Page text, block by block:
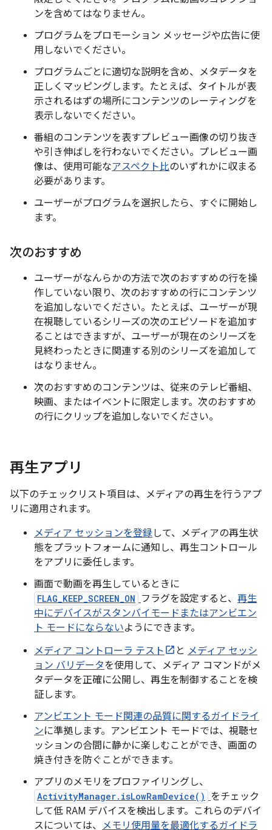
ンを含めてはなりません。
プログラムをプロモーション メッセージや広告に使
用しないでください。
プログラムごとに適切な説明を含め、メタデータを
正しくマッピングします。たとえば、タイトルが表
示されるはずの場所にコンテンツのレーティングを
表示しないでください。
番組のコンテンツを表すプレビュー画像の切り抜き
や引き伸ばしを行わないでください。プレビュー画
像は、使用可能なアスペクト比のいずれかに収まる
必要があります。
ユーザーがプログラムを選択したら、すぐに開始し
ます。
次のおすすめ
ユーザーがなんらかの方法で次のおすすめの行を操
作していない限り、次のおすすめの行にコンテンツ
を追加しないでください。たとえば、ユーザーが現
在視聴しているシリーズの次のエピソードを追加す
ることはできますが、ユーザーが現在のシリーズを
見終わったときに関連する別のシリーズを追加して
はなりません。
次のおすすめのコンテンツは、従来のテレビ番組、
映画、またはイベントに限定します。次のおすすめ
の行にクリップを追加しないでください。
再生アプリ
以下のチェックリスト項目は、メディアの再生を行うアプ
リに適用されます。
メディア セッションを登録 して、メディアの再生状
態をプラットフォームに通知し、再生コントロール
をアプリに委任します。
画面で動画を再生しているときに
FLAG_KEEP_SCREEN_ON フラグを設定すると、 再生
中にデバイスがスタンバイモードまたはアンビエン
ト モードにならないようにできます。
メディア コントローラ テスト
と メディア セッシ
ョン バリデータを使用して、メディア コマンドがメ
タデータを正確に公開し、再生を制御することを検
証します。
アンビエント モード関連の品質に関するガイドライ
ンに準拠します。アンビエント モードでは、視聴セ
ッションの合間に静かに楽しむことができ、画面の
焼き付きを防ぐことができます。
アプリのメモリをプロファイリングし、
ActivityManager.isLowRamDevice()
をチェック
して低 RAM デバイスを検出します。これらのデバイ
スについては、 メモリ使用量を最適化するガイドラ